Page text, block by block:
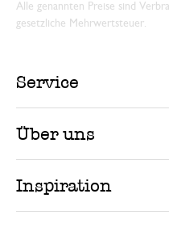
Alle genannten Preise sind
gesetzliche Mehrwertsteuer.
Service
Über uns
Inspiration